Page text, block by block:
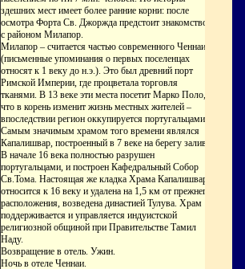
здешних мест имеет более ранние корни: после
осмотра Форта Св. Джоржда предстоит знакомство
с районом Милапор.
Милапор – считается частью современного Ченнаи
(письменные упоминания о первых поселенцах
относят к 1 веку до н.э.). Это был древний порт
Римской Империи, где процветала торговля
тканями. В 13 веке эти места посетит Марко Поло,
что в корень изменит жизнь местных жителей –
впоследствии регион оккупируется португальцами.
Самым значимым храмом того времени являлся
Капалишвар, построенный в 7 веке на берегу залива.
В начале 16 века полностью разрушен
португальцами, и построен Кафедральный Собор
Св.Тома. Настоящая же кладка Храма Капалишвар
относится к 16 веку и удалена на 1,5 км от прежнего
расположения, возведена династией Тулува. Храм
поддерживается и управляется индуистской
религиозной общиной при Правительстве Тамил
Наду.
Возвращение в отель. Ужин.
Ночь в отеле Ченнаи.